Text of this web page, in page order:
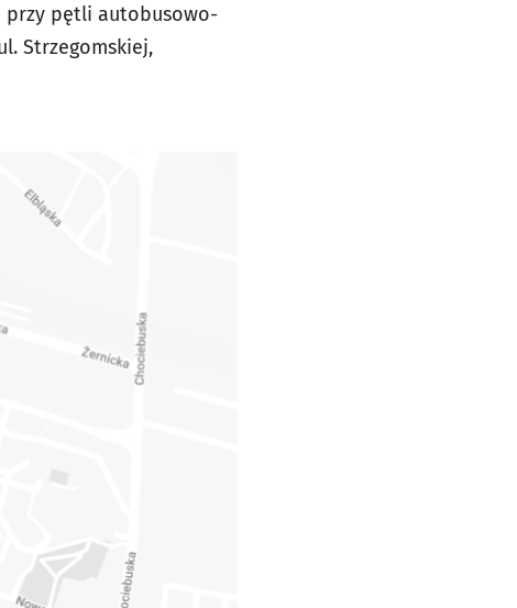
przy pętli autobusowo-
Strzegomskiej,